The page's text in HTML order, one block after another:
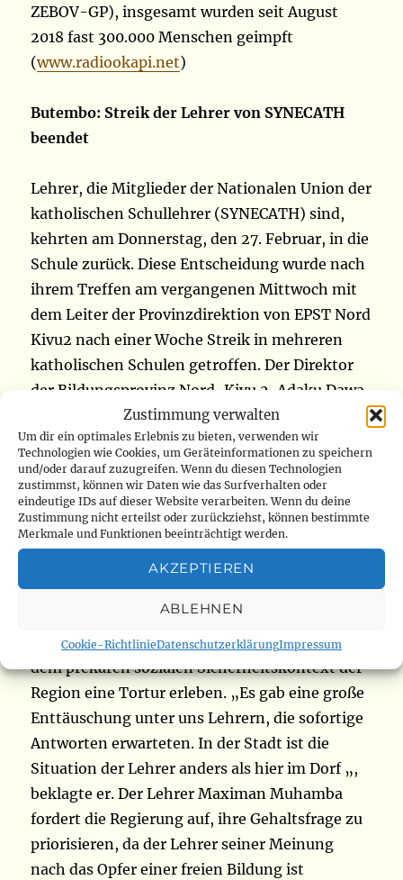
Zustimmung verwalten
Um dir ein optimales Erlebnis zu bieten, verwenden wir
Technologien wie Cookies, um Geräteinformationen zu speichern
und/oder darauf zuzugreifen. Wenn du diesen Technologien
zustimmst, können wir Daten wie das Surfverhalten oder
eindeutige IDs auf dieser Website verarbeiten. Wenn du deine
Zustimmung nicht erteilst oder zurückziehst, können bestimmte
Merkmale und Funktionen beeinträchtigt werden.
AKZEPTIEREN
ABLEHNEN
Cookie-RichtlinieDatenschutzerklärungImpressum
ZEBOV-GP), insgesamt wurden seit August
2018 fast 300.000 Menschen geimpft
(www.radiookapi.net)
Butembo: Streik der Lehrer von SYNECATH
beendet
Lehrer, die Mitglieder der Nationalen Union der
katholischen Schullehrer (SYNECATH) sind,
kehrten am Donnerstag, den 27. Februar, in die
Schule zurück. Diese Entscheidung wurde nach
ihrem Treffen am vergangenen Mittwoch mit
dem Leiter der Provinzdirektion von EPST Nord
Kivu2 nach einer Woche Streik in mehreren
katholischen Schulen getroffen. Der Direktor
der Bildungsprovinz Nord-Kivu 2, Adaku Dawa,
hat den Lehrern vorgewiesen, dass die
Regierung dabei ist, ihre Gehaltsbedingungen
zu verbessern. „Streiks bestrafen daher ihre
eigenen Kinder“, riet Adaku Dawa. Er
präzisiert, dass nur Lehrer neuer Einheiten die
von den Eltern gesammelte kleine Prämie
erhalten können. SYNECATH-Mitglieder sagen,
dass sie trotz ihrer Zustimmung nicht
zufrieden sind. Der Sekretär der Gewerkschaft,
Gervais Kaheraya, sagte, dass die Lehrer neben
dem prekären sozialen Sicherheitskontext der
Region eine Tortur erleben. „Es gab eine große
Enttäuschung unter uns Lehrern, die sofortige
Antworten erwarteten. In der Stadt ist die
Situation der Lehrer anders als hier im Dorf „,
beklagte er. Der Lehrer Maximan Muhamba
fordert die Regierung auf, ihre Gehaltsfrage zu
priorisieren, da der Lehrer seiner Meinung
nach das Opfer einer freien Bildung ist